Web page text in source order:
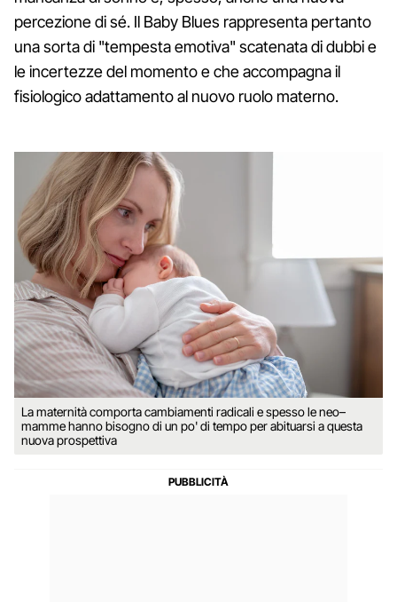
percezione di sé. Il Baby Blues rappresenta pertanto
una sorta di "tempesta emotiva" scatenata di dubbi e
le incertezze del momento e che accompagna il
fisiologico adattamento al nuovo ruolo materno.
La maternità comporta cambiamenti radicali e spesso le neo–
mamme hanno bisogno di un po' di tempo per abituarsi a questa
nuova prospettiva